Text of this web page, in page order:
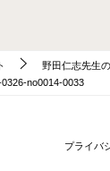
野田仁志先生
0326-no0014-0033
プライバ